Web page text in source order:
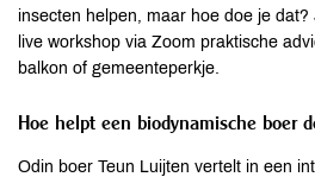
insecten helpen, maar hoe doe je
live workshop via Zoom praktische
balkon of gemeenteperkje.
Hoe helpt een biodynamische boer
Odin boer Teun Luijten vertelt in een